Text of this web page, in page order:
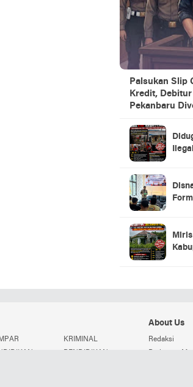
Palsukan Slip
Kredit,
Pekanbaru
KRIMINAL
About Us
Redaksi